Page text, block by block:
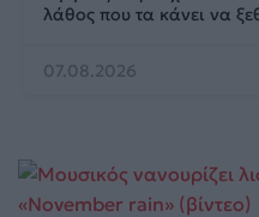
λάθος που τα κάνει να
07.08.2026